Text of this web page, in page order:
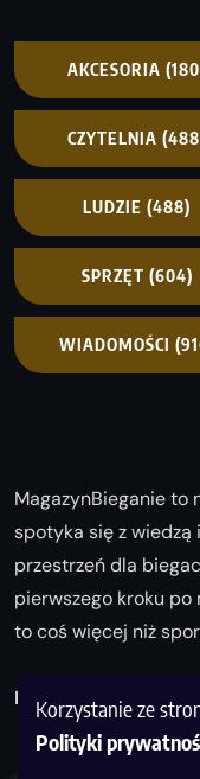
Korzystanie ze
Polityki
AKCESORIA
CZYTELNIA
LUDZIE (488)
SPRZĘT (604)
WIADOMOŚCI
MagazynBieganie to
spotyka się z wiedzą
przestrzeń dla
pierwszego kroku po
to coś więcej niż
Biegaj z nami i